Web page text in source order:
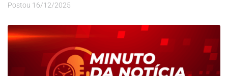
Postou 16/12/2025